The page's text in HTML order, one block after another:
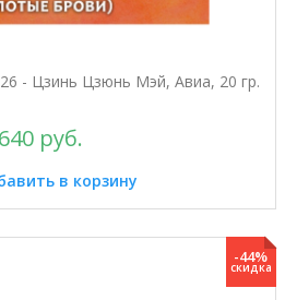
- Цзинь Цзюнь Мэй, Авиа, 20 гр.
640 руб.
в корзину
-44%
скидка